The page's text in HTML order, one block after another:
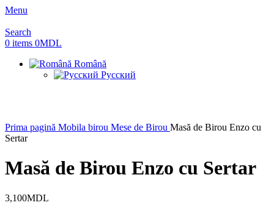
Menu
Search
0 items 0MDL
Română
Русский
Prima pagină Mobila birou Mese de Birou Masă de Birou Enzo cu
Sertar
Masă de Birou Enzo cu Sertar
3,100MDL